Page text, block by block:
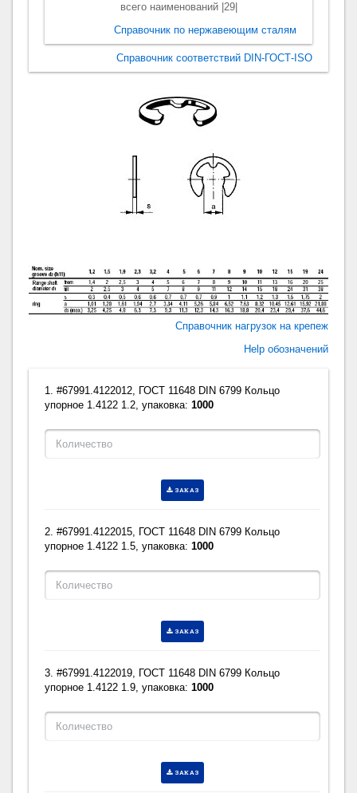
всего наименований |29|
Справочник по нержавеющим сталям
Справочник соответствий DIN-ГОСТ-ISO
Справочник нагрузок на крепеж
Help обозначений
1. #67991.4122012, ГОСТ 11648 DIN 6799 Кольцо
упорное 1.4122 1.2, упаковка:1000
ЗАКАЗ
2. #67991.4122015, ГОСТ 11648 DIN 6799 Кольцо
упорное 1.4122 1.5, упаковка:1000
ЗАКАЗ
3. #67991.4122019, ГОСТ 11648 DIN 6799 Кольцо
упорное 1.4122 1.9, упаковка:1000
ЗАКАЗ